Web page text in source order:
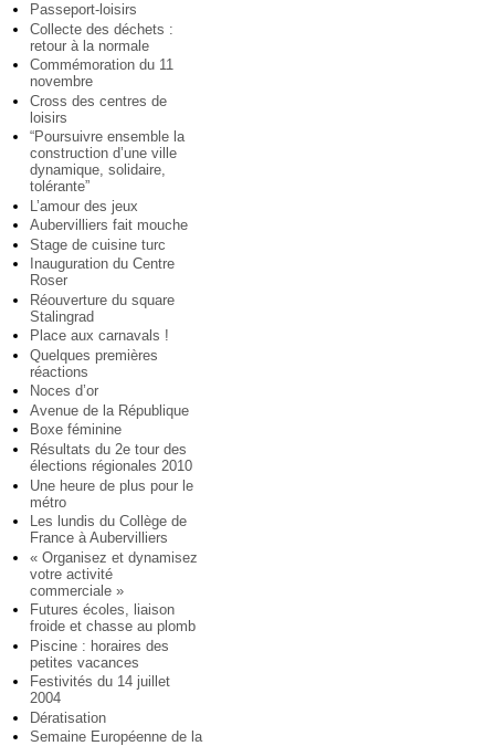
Passeport-loisirs
Collecte des déchets :
retour à la normale
Commémoration du 11
novembre
Cross des centres de
loisirs
“Poursuivre ensemble la
construction d’une ville
dynamique, solidaire,
tolérante”
L’amour des jeux
Aubervilliers fait mouche
Stage de cuisine turc
Inauguration du Centre
Roser
Réouverture du square
Stalingrad
Place aux carnavals !
Quelques premières
réactions
Noces d’or
Avenue de la République
Boxe féminine
Résultats du 2e tour des
élections régionales 2010
Une heure de plus pour le
métro
Les lundis du Collège de
France à Aubervilliers
« Organisez et dynamisez
votre activité
commerciale »
Futures écoles, liaison
froide et chasse au plomb
Piscine : horaires des
petites vacances
Festivités du 14 juillet
2004
Dératisation
Semaine Européenne de la